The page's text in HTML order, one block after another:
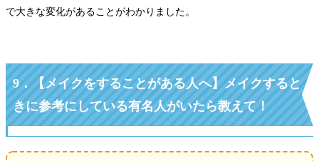
で大きな変化があることがわかりました。
9．【メイクをすることがある人へ】メイクすると
きに参考にしている有名人がいたら教えて！